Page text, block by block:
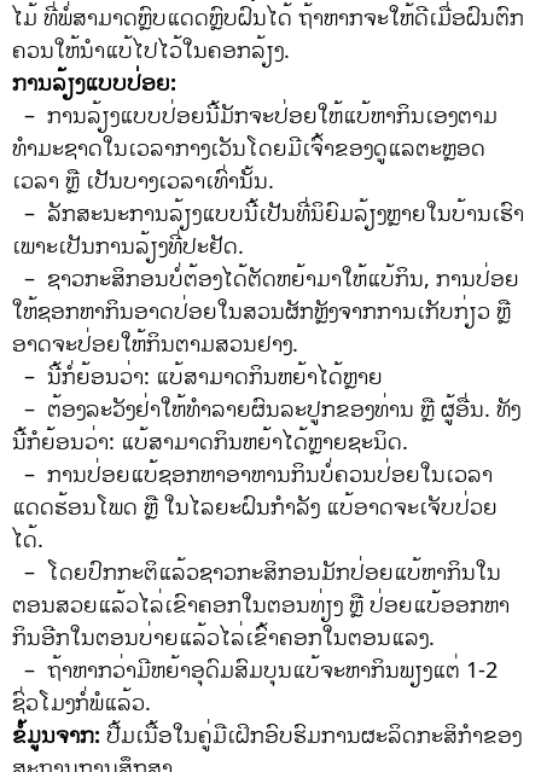
ໄມ້ ທີ່ພໍ່ສາມາດຫຼົບແດດຫຼົບຝົນໄດ້ ຖ້າຫາກຈະໃຫ້ດີເມື່ອຝົນຕົກ
ຄວນໃຫ້ນໍາແບ້ໄປໄວ້ໃນຄອກລ້ຽງ.
ການລ້ຽງແບບປ່ອຍ:
– ການລ້ຽງແບບປ່ອຍນີ້ມັກຈະປ່ອຍໃຫ້ແບ້ຫາກິນເອງຕາມ
ທໍາມະຊາດໃນເວລາກາງເວັນໂດຍມີເຈົ້າຂອງດູແລຕະຫຼອດ
ເວລາ ຫຼື ເປັນບາງເວລາເທົ່ານັ້ນ.
– ລັກສະນະການລ້ຽງແບບນີ້ເປັນທີ່ນິຍົມລ້ຽງຫຼາຍໃນບ້ານເຮົາ
ເພາະເປັນການລ້ຽງທີ່ປະຢັດ.
– ຊາວກະສິກອນບໍ່ຕ້ອງໄດ້ຕັດຫຍ້າມາໃຫ້ແບ້ກິນ, ການປ່ອຍ
ໃຫ້ຊອກຫາກິນອາດປ່ອຍໃນສວນຜັກຫຼັງຈາກການເກັບກ່ຽວ ຫຼື
ອາດຈະປ່ອຍໃຫ້ກິນຕາມສວນຢາງ.
– ນີ້ກໍ່ຍ້ອນວ່າ: ແບ້ສາມາດກິນຫຍ້າໄດ້ຫຼາຍ
– ຕ້ອງລະວັງຢ່າໃຫ້ທໍາລາຍຜົນລະປູກຂອງທ່ານ ຫຼື ຜູ້ອື່ນ. ທັງ
ນີ້ກໍຍ້ອນວ່າ: ແບ້ສາມາດກິນຫຍ້າໄດ້ຫຼາຍຊະນິດ.
– ການປ່ອຍແບ້ຊອກຫາອາຫານກິນບໍ່ຄວນປ່ອຍໃນເວລາ
ແດດຮ້ອນໂພດ ຫຼື ໃນໄລຍະຝົນກໍາລັງ ແບ້ອາດຈະເຈັບປ່ວຍ
ໄດ້.
– ໂດຍປົກກະຕິແລ້ວຊາວກະສິກອນມັກປ່ອຍແບ້ຫາກິນໃນ
ຕອນສວຍແລ້ວໄລ່ເຂົາຄອກໃນຕອນທ່ຽງ ຫຼື ປ່ອຍແບ້ອອກຫາ
ກິນອີກໃນຕອນບ່າຍແລ້ວໄລ່ເຂົ້າຄອກໃນຕອນແລງ.
– ຖ້າຫາກວ່າມີຫຍ້າອຸດົມສົມບຸນແບ້ຈະຫາກິນພຽງແຕ່ 1-2
ຊົ່ວໂມງກໍ່ພໍແລ້ວ.
ຂໍ້ມູນຈາກ: ປື້ມເນື້ອໃນຄູ່ມືເຝິກອົບຮົມການຜະລິດກະສິກໍາຂອງ